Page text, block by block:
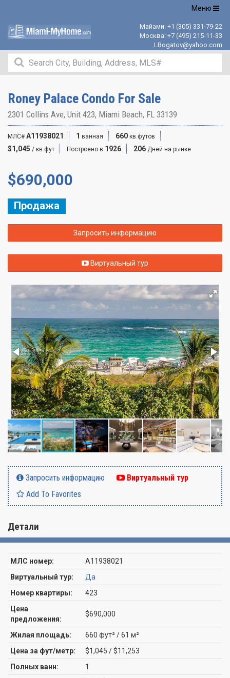
Открыть
Меню
Майами: +1 (305) 331-79-22
Москва: +7 (495) 215-11-33
LBogatov@yahoo.com
Roney Palace Condo For Sale
2301 Collins Ave, Unit 423, Miami Beach, FL 33139
МЛС# A11938021 1 ванная 660 кв.футов
$1,045 / кв.фут Построено в 1926 206 Дней на рынке
$690,000
Продажа
Запросить информацию
Виртуальный тур
Запросить информацию
Виртуальный тур
Add To Favorites
Детали
МЛС номер:
A11938021
Виртуальный тур:
Да
Номер квартиры:
423
Цена
предложения:
$690,000
Жилая площадь:
660 фут² / 61 м²
Цена за фут/метр:
$1,045 / $11,253
Полных ванн:
1